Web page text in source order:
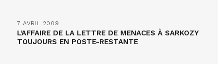
7 AVRIL 2009
L’AFFAIRE DE LA LETTRE DE MENACES À SARKOZY
TOUJOURS EN POSTE-RESTANTE